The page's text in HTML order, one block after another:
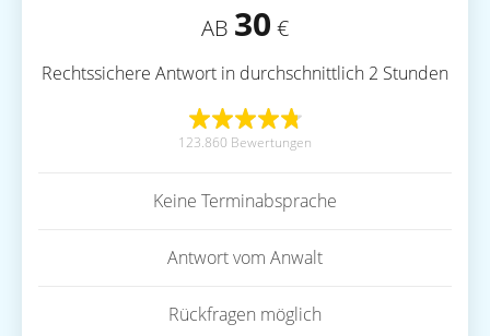
AB 30 €
Rechtssichere Antwort in durchschnittlich 2 Stunden
123.860 Bewertungen
Keine Terminabsprache
Antwort vom Anwalt
Rückfragen möglich